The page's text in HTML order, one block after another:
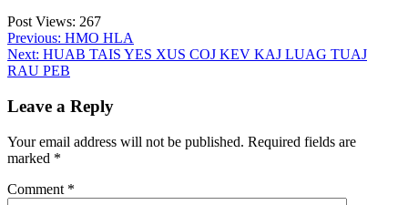
Post Views: 267
Post
navigation
Previous: HMO HLA
Next: HUAB TAIS YES XUS COJ KEV KAJ LUAG TUAJ
RAU PEB
Leave a Reply
Your email address will not be published. Required fields are
marked *
Comment *